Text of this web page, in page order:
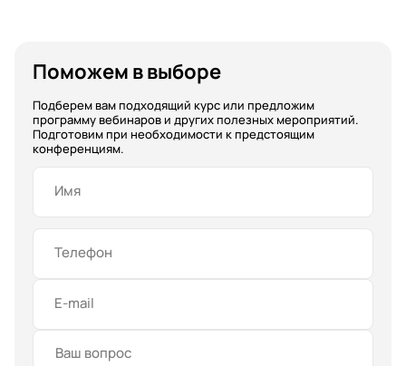
Поможем в выборе
Подберем вам подходящий курс или предложим
программу вебинаров и других полезных мероприятий.
Подготовим при необходимости к предстоящим
конференциям.
Имя
Телефон
E-mail